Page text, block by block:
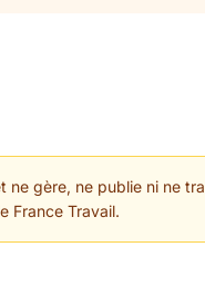
ne gère, ne publie ni ne
France Travail.